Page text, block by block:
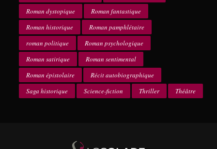
Roman dystopique
Roman fantastique
Roman historique
Roman pamphlétaire
roman politique
Roman psychologique
Roman satirique
Roman sentimental
Roman épistolaire
Récit autobiographique
Saga historique
Science-fiction Thriller Théâtre